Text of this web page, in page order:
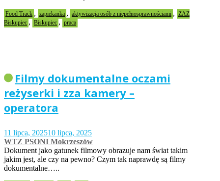
Food Track , zapiekanka , aktywizacja osób z niepełnosprawnościami ,
ZAZ
Biskupiec , Biskupiec , praca
Filmy dokumentalne oczami
reżyserki i zza kamery –
operatora
11 lipca, 202510 lipca, 2025
WTZ PSONI Mokrzeszów
Dokument jako gatunek filmowy obrazuje nam świat takim
jakim jest, ale czy na pewno? Czym tak naprawdę są filmy
dokumentalne…..